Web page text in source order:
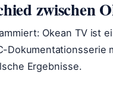
zwischen
Okean TV ist
Dokumentationsserie
Ergebnisse.